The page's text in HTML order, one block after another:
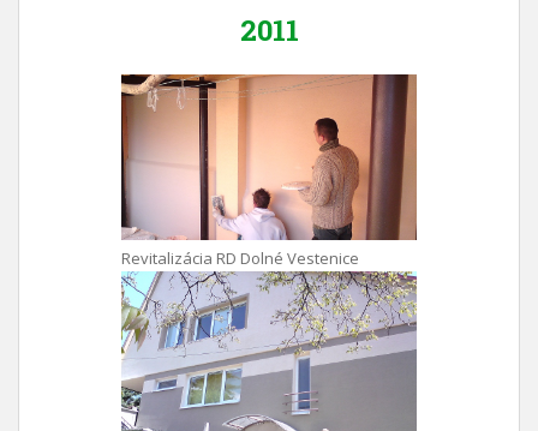
2011
Revitalizácia RD Dolné Vestenice